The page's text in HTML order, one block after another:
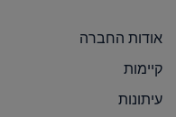
אודות החברה
קיימות
עיתונות